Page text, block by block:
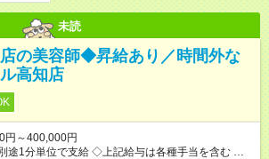
未読
の美容師◆昇給あり／時間外な
高知店
円～400,000円
途1分単位で支給 ◇上記給与は各種手当を含む ◇毎